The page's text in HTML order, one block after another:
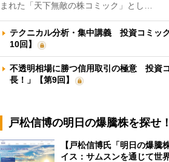
まれた「天下無敵の株コミック」とし…
テクニカル分析・集中講義 投資コミッ
10回】
不透明相場に勝つ信用取引の極意 投資
長！」【第9回】
戸松信博の明日の爆騰株を探せ！
【戸松信博氏「明日の爆騰
イス：サムスンを通じて世